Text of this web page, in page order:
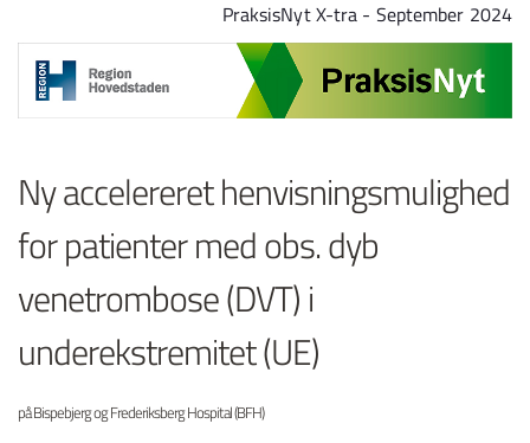
PraksisNyt X-tra - September 2024
Ny accelereret henvisningsmulighed
for patienter med obs. dyb
venetrombose (DVT) i
underekstremitet (UE)
på Bispebjerg og Frederiksberg Hospital (BFH)